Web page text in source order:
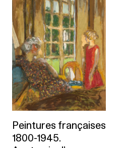
Peintures françaises
1800-1945.